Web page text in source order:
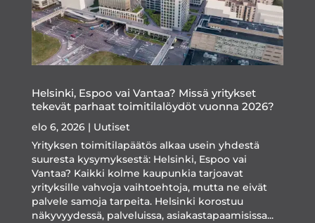
Helsinki, Espoo vai Vantaa? Missä yritykset
tekevät parhaat toimitilalöydöt vuonna 2026?
elo 6, 2026| Uutiset
Yrityksen toimitilapäätös alkaa usein yhdestä
suuresta kysymyksestä: Helsinki, Espoo vai
Vantaa? Kaikki kolme kaupunkia tarjoavat
yrityksille vahvoja vaihtoehtoja, mutta ne eivät
palvele samoja tarpeita. Helsinki korostuu
näkyvyydessä, palveluissa, asiakastapaamisissa...